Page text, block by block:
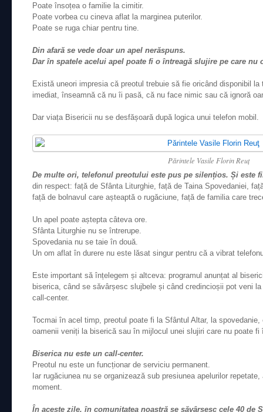
Poate însoțea o familie la cimitir.
Poate vorbea cu cineva aflat la marginea puterilor.
Poate se ruga chiar pentru tine.
Din afară se vede doar un apel nerăspuns.
Dar în spatele acelui apel poate fi o întreagă slujire pe care nu
Există uneori impresia că preotul trebuie să fie oricând disponibil
imediat, înseamnă că nu îi pasă, că nu face nimic sau că ignoră
Dar viața Bisericii nu se desfășoară după logica unui telefon mobil.
Părintele Vasile Florin Reuţ
De multe ori, telefonul preotului este pus pe silențios. Și este
din respect: față de Sfânta Liturghie, față de Taina Spovedaniei,
față de bolnavul care așteaptă o rugăciune, față de familia care
Un apel poate aștepta câteva ore.
Sfânta Liturghie nu se întrerupe.
Spovedania nu se taie în două.
Un om aflat în durere nu este lăsat singur pentru că a vibrat
Este important să înțelegem și altceva: programul anunțat al
biserica, când se săvârșesc slujbele și când credincioșii pot veni
call-center.
Tocmai în acel timp, preotul poate fi la Sfântul Altar, la
oamenii veniți la biserică sau în mijlocul unei slujiri care nu poate fi
Biserica nu este un call-center.
Preotul nu este un funcționar de serviciu permanent.
Iar rugăciunea nu se organizează sub presiunea apelurilor
moment.
În aceste zile, în comunitatea noastră se săvârșesc cele 40 de